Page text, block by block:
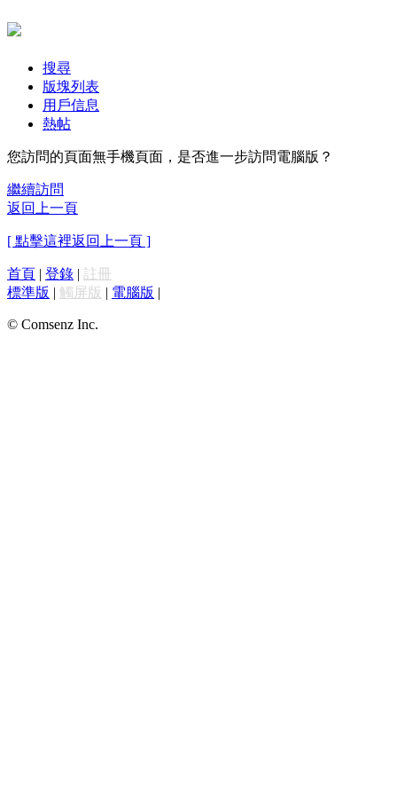
搜尋
版塊列表
用戶信息
熱帖
您訪問的頁面無手機頁面，是否進一步訪問電腦版？
繼續訪問
返回上一頁
[ 點擊這裡返回上一頁 ]
首頁 | 登錄 | 註冊
標準版 | 觸屏版 | 電腦版 |
© Comsenz Inc.